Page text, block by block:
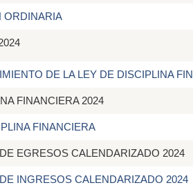
ORDINARIA
DE LA LEY DE DISCIPLINA
FINANCIERA 2024
FINANCIERA
EGRESOS CALENDARIZADO 2024
INGRESOS CALENDARIZADO 2024